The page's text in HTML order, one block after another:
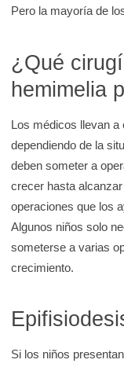
Pero la mayoría de
¿Qué
hemimelia
Los médicos llevan a
dependiendo de la
deben someter a
crecer hasta
operaciones que los
Algunos niños solo
someterse a varias
crecimiento.
Si los niños